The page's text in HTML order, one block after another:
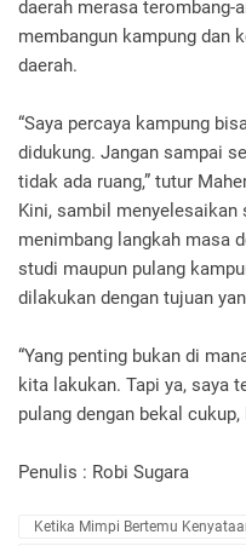
daerah merasa terombang-
membangun kampung dan
daerah.
“Saya percaya kampung
didukung. Jangan sampai
tidak ada ruang,” tutur
Kini, sambil menyelesaikan
menimbang langkah masa
studi maupun pulang
dilakukan dengan tujuan
“Yang penting bukan di
kita lakukan. Tapi ya, saya
pulang dengan bekal cukup,
Penulis : Robi Sugara
Ketika Mimpi Bertemu